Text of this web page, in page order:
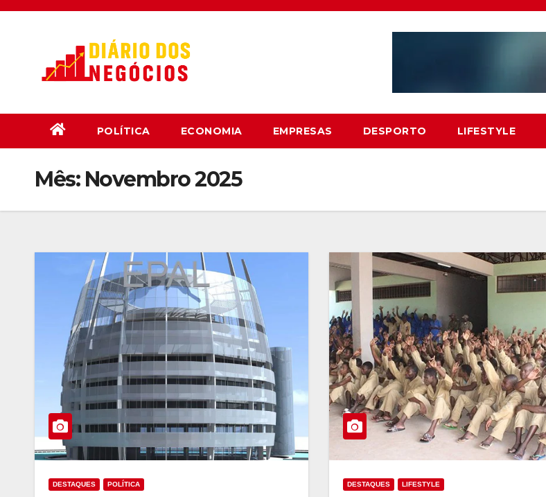
Skip
POLÍTICA ECONOMIA EMPRESAS DESPORTO LIFESTYLE
Mês: Novembro 2025
DESTAQUES POLÍTICA DESTAQUES LIFESTYLE